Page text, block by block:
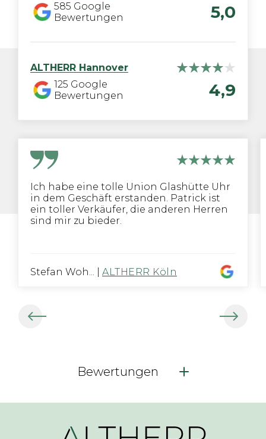
585 Google
Bewertungen
5,0
ALTHERR Hannover
125 Google
Bewertungen
4,9
Ich habe eine tolle Union Glashütte Uhr
in dem Geschäft erstanden. Patrick ist
ein toller Verkäufer, die anderen Herren
sind mir zu bieder.
Stefan Woh... ALTHERR Köln
Bewertungen